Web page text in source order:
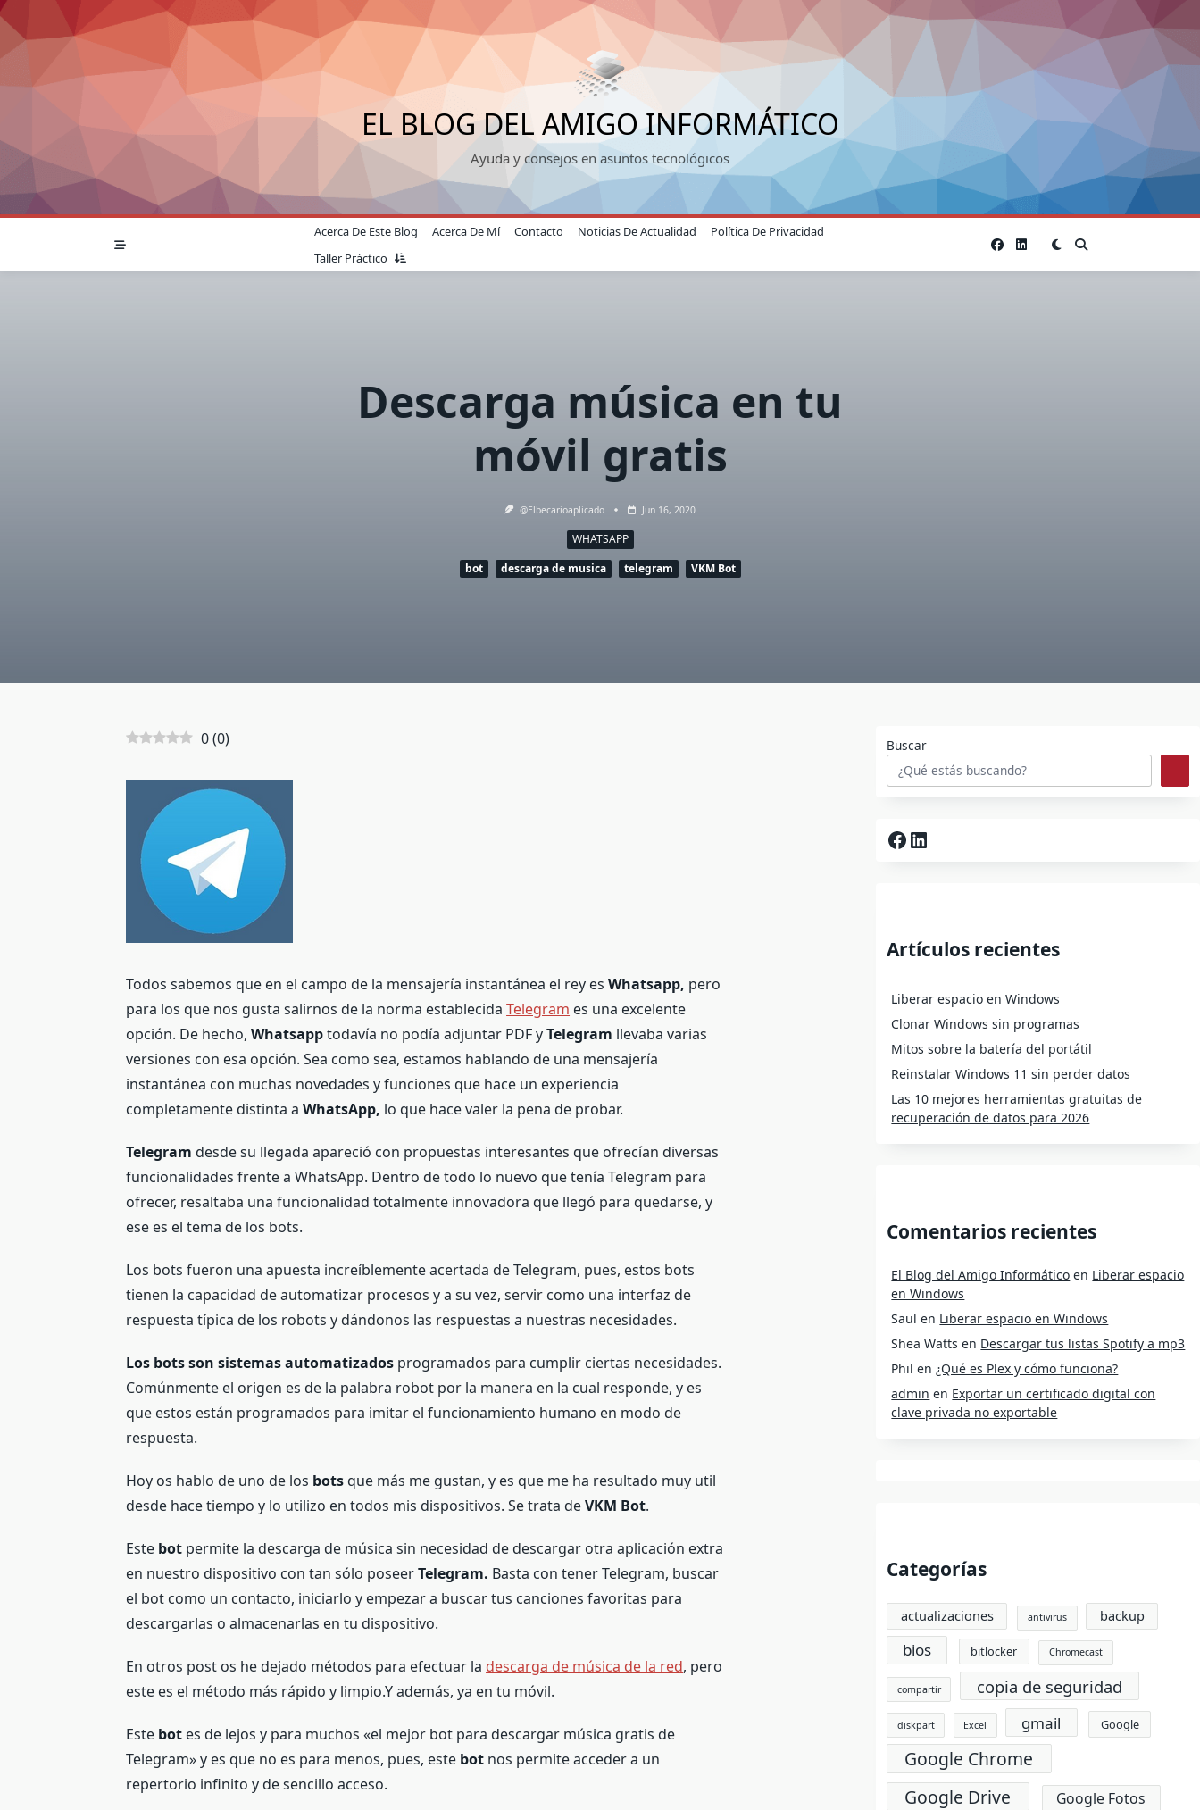
Saltar
al
contenido
EL BLOG DEL AMIGO INFORMÁTICO
Ayuda y consejos en asuntos tecnológicos
Acerca De Este Blog Acerca De Mí Contacto Noticias De Actualidad
Política De Privacidad
Taller Práctico
Descarga música en tu
móvil gratis
@elbecarioaplicado Jun 16, 2020
WHATSAPP
bot
descarga de musica telegram VKM Bot
0(0)
Todos sabemos que en el campo de la mensajería instantánea el rey esWhatsapp, pero
para los que nos gusta salirnos de la norma establecidaTelegram es una excelente
opción. De hecho,Whatsapptodavía no podía adjuntar PDF yTelegram llevaba varias
versiones con esa opción. Sea como sea, estamos hablando de una mensajería
instantánea con muchas novedades y funciones que hace un experiencia
completamente distinta aWhatsApp, lo que hace valer la pena de probar.
Telegram desde su llegada apareció con propuestas interesantes que ofrecían diversas
funcionalidades frente a WhatsApp. Dentro de todo lo nuevo que tenía Telegram para
ofrecer, resaltaba una funcionalidad totalmente innovadora que llegó para quedarse,y
ese es el tema de los bots.
Los bots fueron una apuesta increíblemente acertada de Telegram, pues, estos bots
tienen la capacidad de automatizar procesos y a su vez, servir como una interfaz de
respuesta típica de los robots y dándonos las respuestas a nuestras necesidades.
Los bots son sistemas automatizados programados para cumplir ciertas necesidades.
Comúnmente el origen es de la palabra robot por la manera en la cual responde, y es
que estos están programados para imitar el funcionamiento humano en modo de
respuesta.
Hoy os hablo de uno de los botsque más me gustan, y es que me ha resultado muy util
desde hace tiempo y lo utilizo en todos mis dispositivos. Se trata deVKM Bot.
Este bot permite la descarga de música sin necesidad de descargar otra aplicación extra
en nuestro dispositivo con tan sólo poseerTelegram. Basta con tener Telegram, buscar
el bot como un contacto, iniciarlo y empezar a buscar tus canciones favoritas para
descargarlas o almacenarlas en tu dispositivo.
En otros post os he dejado métodos para efectuar la descarga de música de la red, pero
este es el método más rápido y limpio.Y además, ya en tu móvil.
Este bot es de lejos y para muchos «el mejor bot para descargar música gratis de
Telegram» y es que no es para menos, pues, este bot nos permite acceder a un
repertorio infinito y de sencillo acceso.
Buscar
Facebook
LinkedIn
Artículos recientes
Liberar espacio en Windows
Clonar Windows sin programas
Mitos sobre la batería del portátil
Reinstalar Windows 11 sin perder datos
Las 10 mejores herramientas gratuitas de
recuperación de datos para 2026
Comentarios recientes
El Blog del Amigo Informático en Liberar espacio
en Windows
Saul en Liberar espacio en Windows
Shea Watts en Descargar tus listas Spotify a mp3
Phil en ¿Qué es Plex y cómo funciona?
admin en Exportar un certificado digital con
clave privada no exportable
Categorías
actualizaciones antivirus backup
bios bitlocker Chromecast
compartir copia de seguridad
diskpart Excel gmail Google
Google Chrome
Google Drive
Google Fotos